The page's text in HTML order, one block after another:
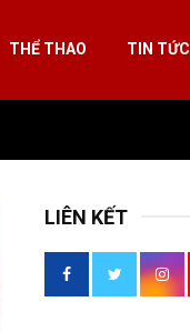
THỂ THAO TIN TỨC
LIÊN KẾT